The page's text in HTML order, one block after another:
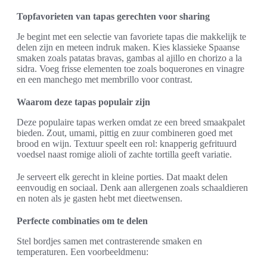
Topfavorieten van tapas gerechten voor sharing
Je begint met een selectie van favoriete tapas die makkelijk te
delen zijn en meteen indruk maken. Kies klassieke Spaanse
smaken zoals patatas bravas, gambas al ajillo en chorizo a la
sidra. Voeg frisse elementen toe zoals boquerones en vinagre
en een manchego met membrillo voor contrast.
Waarom deze tapas populair zijn
Deze populaire tapas werken omdat ze een breed smaakpalet
bieden. Zout, umami, pittig en zuur combineren goed met
brood en wijn. Textuur speelt een rol: knapperig gefrituurd
voedsel naast romige alioli of zachte tortilla geeft variatie.
Je serveert elk gerecht in kleine porties. Dat maakt delen
eenvoudig en sociaal. Denk aan allergenen zoals schaaldieren
en noten als je gasten hebt met dieetwensen.
Perfecte combinaties om te delen
Stel bordjes samen met contrasterende smaken en
temperaturen. Een voorbeeldmenu: